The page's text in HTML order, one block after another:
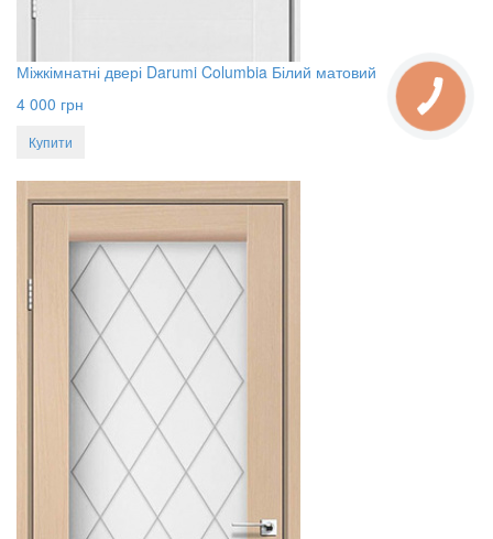
Міжкімнатні двері Darumi Columbia Білий матовий
4 000 грн
Купити